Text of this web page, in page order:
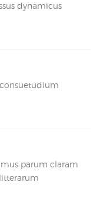
dynamicus
parum claram